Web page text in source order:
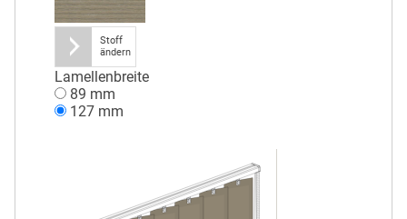
Stoff
ändern
Lamellenbreite
89 mm
127 mm